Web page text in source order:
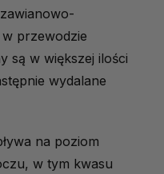
przewodzie
są w większej ilości
wydalane
na poziom
w tym kwasu